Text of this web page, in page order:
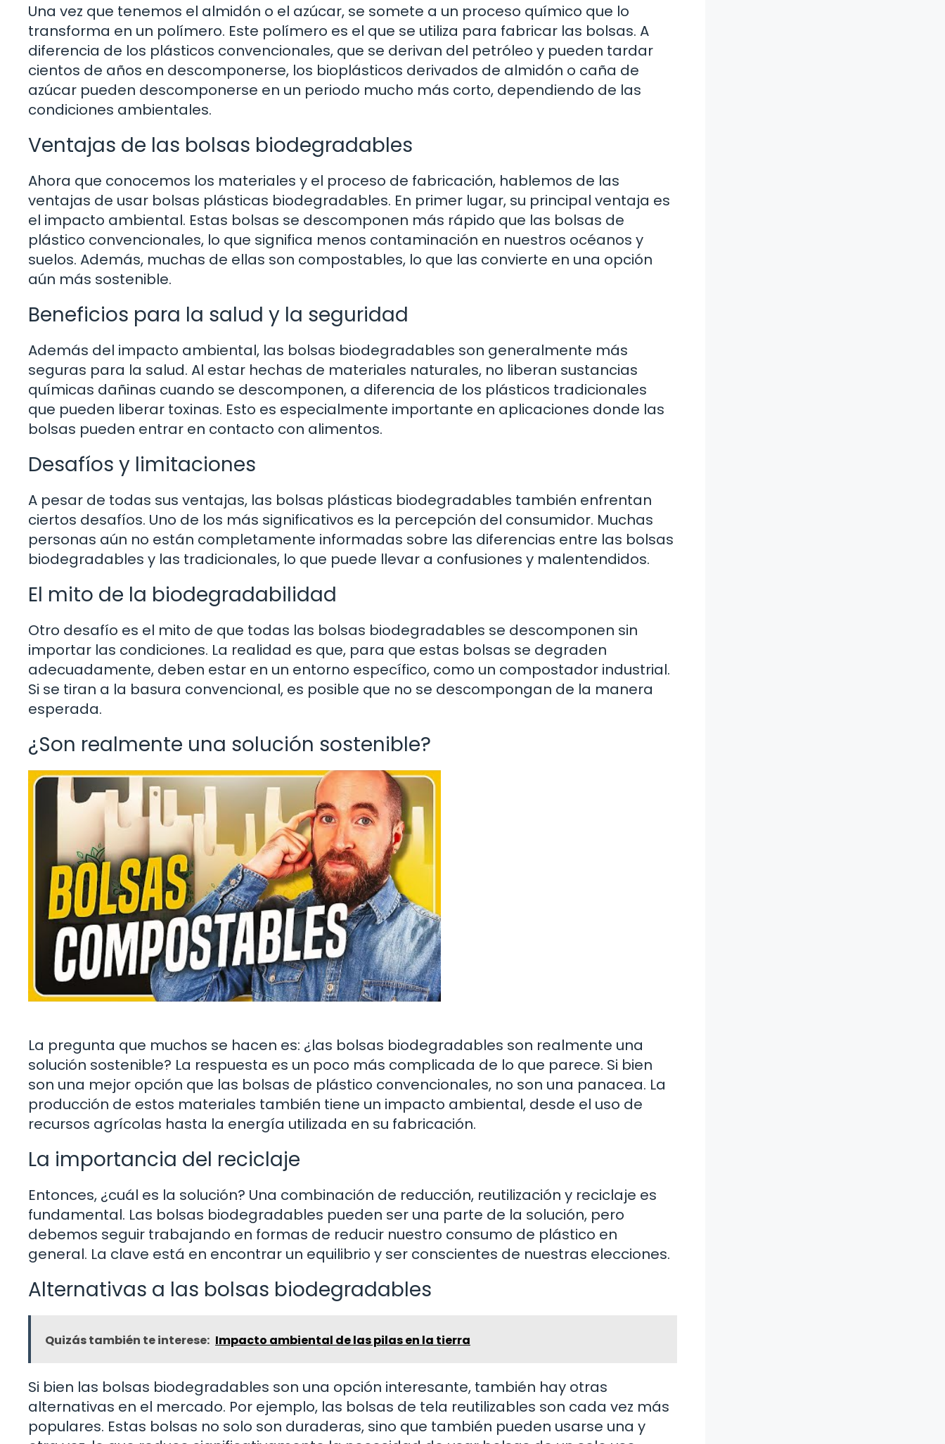
Una vez que tenemos el almidón o el azúcar, se somete a un proceso químico que lo
transforma en un polímero. Este polímero es el que se utiliza para fabricar las bolsas. A
diferencia de los plásticos convencionales, que se derivan del petróleo y pueden tardar
cientos de años en descomponerse, los bioplásticos derivados de almidón o caña de
azúcar pueden descomponerse en un periodo mucho más corto, dependiendo de las
condiciones ambientales.
Ventajas de las bolsas biodegradables
Ahora que conocemos los materiales y el proceso de fabricación, hablemos de las
ventajas de usar bolsas plásticas biodegradables. En primer lugar, su principal ventaja es
el impacto ambiental. Estas bolsas se descomponen más rápido que las bolsas de
plástico convencionales, lo que significa menos contaminación en nuestros océanos y
suelos. Además, muchas de ellas son compostables, lo que las convierte en una opción
aún más sostenible.
Beneficios para la salud y la seguridad
Además del impacto ambiental, las bolsas biodegradables son generalmente más
seguras para la salud. Al estar hechas de materiales naturales, no liberan sustancias
químicas dañinas cuando se descomponen, a diferencia de los plásticos tradicionales
que pueden liberar toxinas. Esto es especialmente importante en aplicaciones donde las
bolsas pueden entrar en contacto con alimentos.
Desafíos y limitaciones
A pesar de todas sus ventajas, las bolsas plásticas biodegradables también enfrentan
ciertos desafíos. Uno de los más significativos es la percepción del consumidor. Muchas
personas aún no están completamente informadas sobre las diferencias entre las bolsas
biodegradables y las tradicionales, lo que puede llevar a confusiones y malentendidos.
El mito de la biodegradabilidad
Otro desafío es el mito de que todas las bolsas biodegradables se descomponen sin
importar las condiciones. La realidad es que, para que estas bolsas se degraden
adecuadamente, deben estar en un entorno específico, como un compostador industrial.
Si se tiran a la basura convencional, es posible que no se descompongan de la manera
esperada.
¿Son realmente una solución sostenible?
La pregunta que muchos se hacen es: ¿las bolsas biodegradables son realmente una
solución sostenible? La respuesta es un poco más complicada de lo que parece. Si bien
son una mejor opción que las bolsas de plástico convencionales, no son una panacea. La
producción de estos materiales también tiene un impacto ambiental, desde el uso de
recursos agrícolas hasta la energía utilizada en su fabricación.
La importancia del reciclaje
Entonces, ¿cuál es la solución? Una combinación de reducción, reutilización y reciclaje es
fundamental. Las bolsas biodegradables pueden ser una parte de la solución, pero
debemos seguir trabajando en formas de reducir nuestro consumo de plástico en
general. La clave está en encontrar un equilibrio y ser conscientes de nuestras elecciones.
Alternativas a las bolsas biodegradables
Quizás también te interese: Impacto ambiental de las pilas en la tierra
Si bien las bolsas biodegradables son una opción interesante, también hay otras
alternativas en el mercado. Por ejemplo, las bolsas de tela reutilizables son cada vez más
populares. Estas bolsas no solo son duraderas, sino que también pueden usarse una y